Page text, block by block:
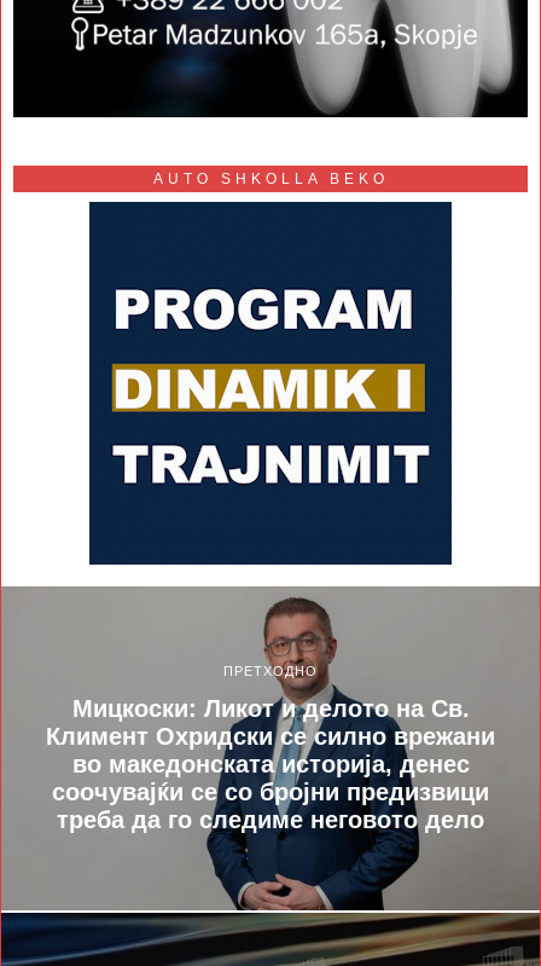
AUTO SHKOLLA BEKO
ПРЕТХОДНО
Мицкоски: Ликот и делото на Св.
Климент Охридски се силно врежани
во македонската историја, денес
соочувајќи се со бројни предизвици
треба да го следиме неговото дело